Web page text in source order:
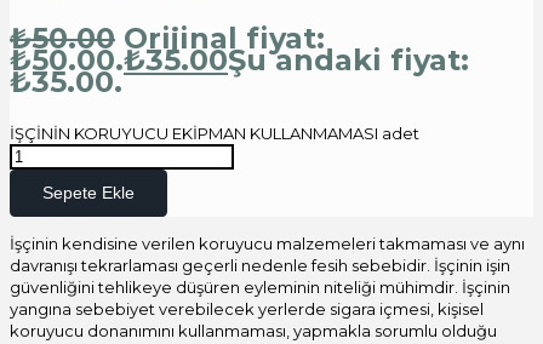
₺50.00 Orijinal fiyat:
₺50.00.₺35.00Şu andaki fiyat:
₺35.00.
İŞÇİNİN KORUYUCU EKİPMAN KULLANMAMASI adet
Sepete Ekle
İşçinin kendisine verilen koruyucu malzemeleri takmaması ve aynı
davranışı tekrarlaması geçerli nedenle fesih sebebidir. İşçinin işin
güvenliğini tehlikeye düşüren eyleminin niteliği mühimdir. İşçinin
yangına sebebiyet verebilecek yerlerde sigara içmesi, kişisel
koruyucu donanımını kullanmaması, yapmakla sorumlu olduğu